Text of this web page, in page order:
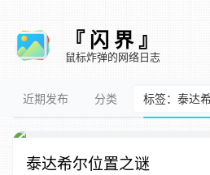
『 闪 界 』
鼠标炸弹的网络日志
近期发布 分类 标签：泰达
泰达希尔位置之谜